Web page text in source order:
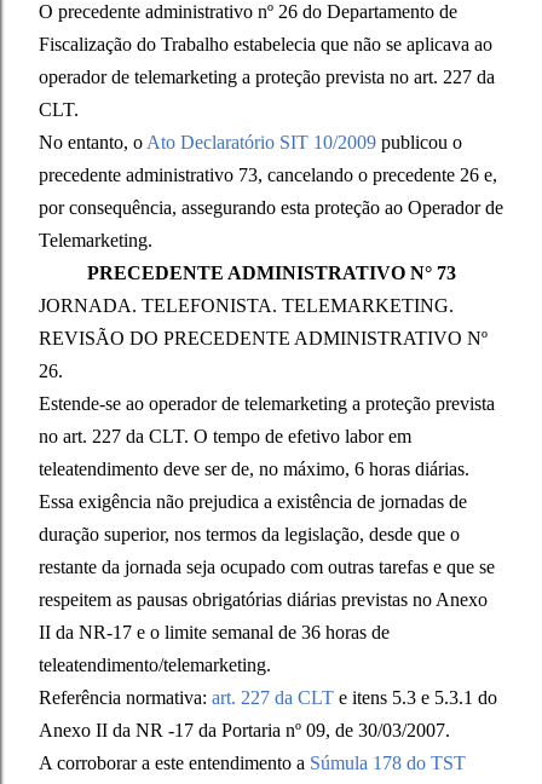
O precedente administrativo nº 26 do Departamento de
Fiscalização do Trabalho estabelecia que não se aplicava ao
operador de telemarketing a proteção prevista no art. 227 da
CLT.
No entanto, o Ato Declaratório SIT 10/2009 publicou o
precedente administrativo 73, cancelando o precedente 26 e,
por consequência, assegurando esta proteção ao Operador de
Telemarketing.
PRECEDENTE ADMINISTRATIVO N° 73
JORNADA. TELEFONISTA. TELEMARKETING.
REVISÃO DO PRECEDENTE ADMINISTRATIVO Nº
26.
Estende-se ao operador de telemarketing a proteção prevista
no art. 227 da CLT. O tempo de efetivo labor em
teleatendimento deve ser de, no máximo, 6 horas diárias.
Essa exigência não prejudica a existência de jornadas de
duração superior, nos termos da legislação, desde que o
restante da jornada seja ocupado com outras tarefas e que se
respeitem as pausas obrigatórias diárias previstas no Anexo
II da NR-17 e o limite semanal de 36 horas de
teleatendimento/telemarketing.
Referência normativa: art. 227 da CLT e itens 5.3 e 5.3.1 do
Anexo II da NR -17 da Portaria nº 09, de 30/03/2007.
A corroborar a este entendimento a Súmula 178 do TST